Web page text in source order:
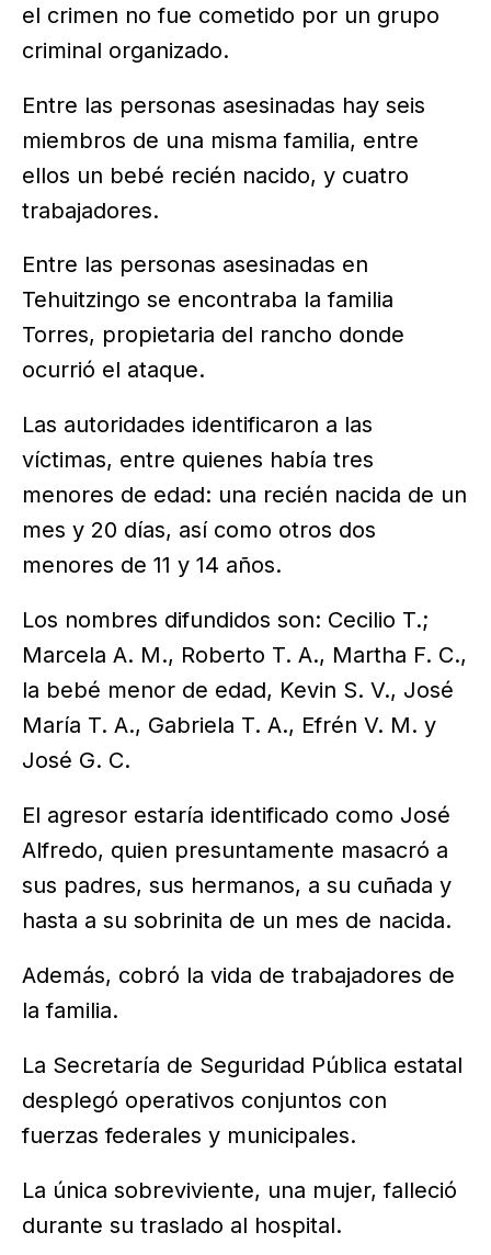
el crimen no fue cometido por un grupo
criminal organizado.
Entre las personas asesinadas hay seis
miembros de una misma familia, entre
ellos un bebé recién nacido, y cuatro
trabajadores.
Entre las personas asesinadas en
Tehuitzingo se encontraba la familia
Torres, propietaria del rancho donde
ocurrió el ataque.
Las autoridades identificaron a las
víctimas, entre quienes había tres
menores de edad: una recién nacida de un
mes y 20 días, así como otros dos
menores de 11 y 14 años.
Los nombres difundidos son: Cecilio T.;
Marcela A. M., Roberto T. A., Martha F. C.,
la bebé menor de edad, Kevin S. V., José
María T. A., Gabriela T. A., Efrén V. M. y
José G. C.
El agresor estaría identificado como José
Alfredo, quien presuntamente masacró a
sus padres, sus hermanos, a su cuñada y
hasta a su sobrinita de un mes de nacida.
Además, cobró la vida de trabajadores de
la familia.
La Secretaría de Seguridad Pública estatal
desplegó operativos conjuntos con
fuerzas federales y municipales.
La única sobreviviente, una mujer, falleció
durante su traslado al hospital.